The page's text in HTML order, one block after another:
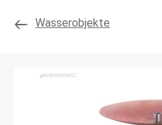
Wasserobjekte